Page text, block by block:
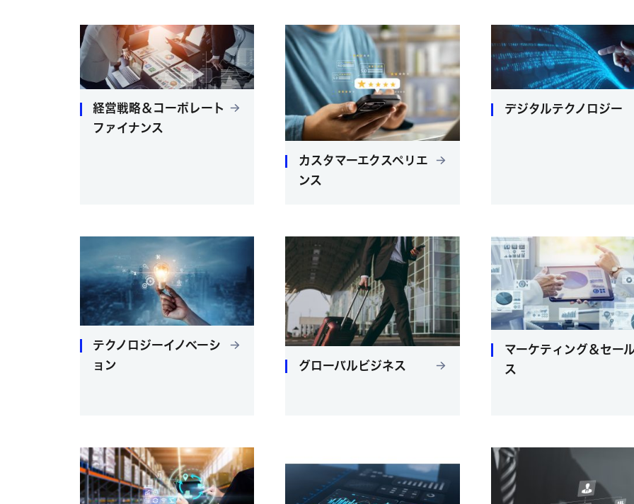
経営戦略＆コーポレート
ファイナンス
カスタマーエクスペリエ
ンス
デジタルテクノロジー
テクノロジーイノベーシ
ョン
グローバルビジネス
マーケティング＆セー
ス